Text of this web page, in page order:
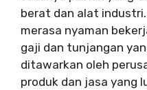
berat dan alat
merasa nyaman
gaji dan tunjangan
ditawarkan oleh
produk dan jasa yang